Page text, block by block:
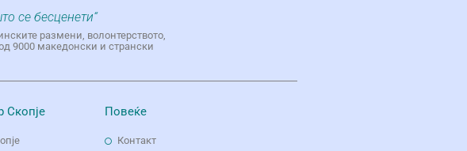
се бесценети“
размени, волонтерството,
9000 македонски и странски
Скопје Повеќе
Контакт